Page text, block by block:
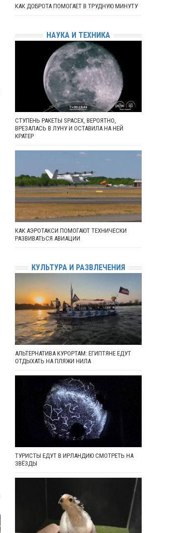
КАК ДОБРОТА ПОМОГАЕТ В ТРУДНУЮ МИНУТУ
НАУКА И ТЕХНИКА
СТУПЕНЬ РАКЕТЫ SPACEX, ВЕРОЯТНО,
ВРЕЗАЛАСЬ В ЛУНУ И ОСТАВИЛА НА НЕЙ
КРАТЕР
КАК АЭРОТАКСИ ПОМОГАЮТ ТЕХНИЧЕСКИ
РАЗВИВАТЬСЯ АВИАЦИИ
КУЛЬТУРА И РАЗВЛЕЧЕНИЯ
АЛЬТЕРНАТИВА КУРОРТАМ: ЕГИПТЯНЕ ЕДУТ
ОТДЫХАТЬ НА ПЛЯЖИ НИЛА
ТУРИСТЫ ЕДУТ В ИРЛАНДИЮ СМОТРЕТЬ НА
ЗВЁЗДЫ